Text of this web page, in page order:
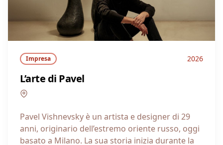
Impresa 2026
L’arte di Pavel
Pavel Vishnevsky è un artista e designer di 29
anni, originario dell’estremo oriente russo, oggi
basato a Milano. La sua storia inizia durante la